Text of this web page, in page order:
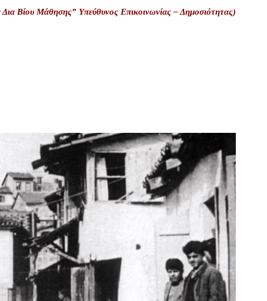
Βίου Μάθησης” Υπεύθυνος Επικοινωνίας – Δημοσιότητας)